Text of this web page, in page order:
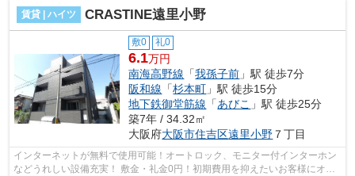
賃貸 | ハイツ CRASTINE遠里小野
敷0 礼0
6.1万円
南海高野線 「我孫子前 」駅 徒歩7分
阪和線 「杉本町 」駅 徒歩15分
地下鉄御堂筋線 「あびこ 」駅 徒歩25分
築7年 / 34.32㎡
大阪府大阪市住吉区遠里小野 ７丁目
インターネットが無料で使用可能！オートロック、モニター付インターホン
などうれしい設備充実！ 敷金・礼金0円！初期費用を抑えたいお客様にオス